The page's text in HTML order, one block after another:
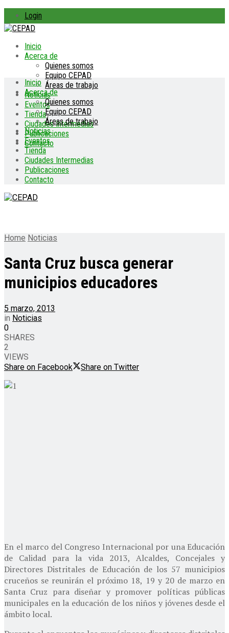
Login
Inicio
Acerca de
Quienes somos
Equipo CEPAD
Áreas de trabajo
Noticias
Eventos
Tienda
Ciudades Intermedias
Publicaciones
Contacto
Inicio
Acerca de
Quienes somos
Equipo CEPAD
Áreas de trabajo
Noticias
Eventos
Tienda
Ciudades Intermedias
Publicaciones
Contacto
Home Noticias
Santa Cruz busca generar
municipios educadores
5 marzo, 2013
in Noticias
0
SHARES
2
VIEWS
Share on Facebook
Share on Twitter
En el marco del Congreso Internacional por una Educación
de Calidad para la vida 2013, Alcaldes, Concejales y
Directores Distritales de Educación de los 57 municipios
cruceños se reunirán el próximo 18, 19 y 20 de marzo en
Santa Cruz para diseñar y promover políticas públicas
municipales en la educación de los niños y jóvenes desde el
ámbito local.